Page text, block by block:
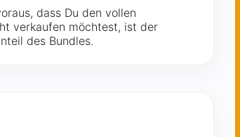
dass Du den vollen
verkaufen möchtest, ist der
des Bundles.